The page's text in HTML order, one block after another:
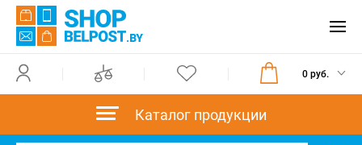
0 руб.
Каталог продукции